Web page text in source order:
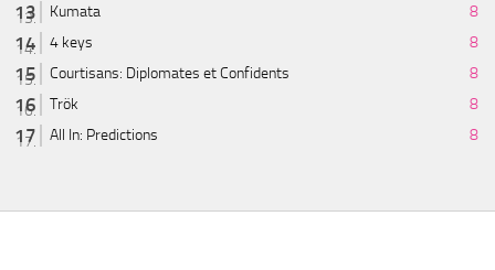
Kumata
8
4 keys
8
Courtisans: Diplomates et Confidents
8
Trök
8
All In: Predictions
8